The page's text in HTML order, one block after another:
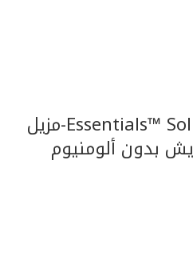
Essentials™ Solid Deodorant, Fresh-مزيل
بدون ألومنيوم